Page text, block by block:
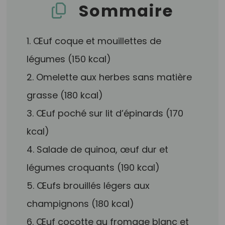
Sommaire
1. Œuf coque et mouillettes de
légumes (150 kcal)
2. Omelette aux herbes sans matière
grasse (180 kcal)
3. Œuf poché sur lit d’épinards (170
kcal)
4. Salade de quinoa, œuf dur et
légumes croquants (190 kcal)
5. Œufs brouillés légers aux
champignons (180 kcal)
6. Œuf cocotte au fromage blanc et